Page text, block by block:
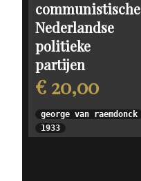
communistische
Nederlandse
politieke
partijen
€ 20,00
george van raemdonck
1933